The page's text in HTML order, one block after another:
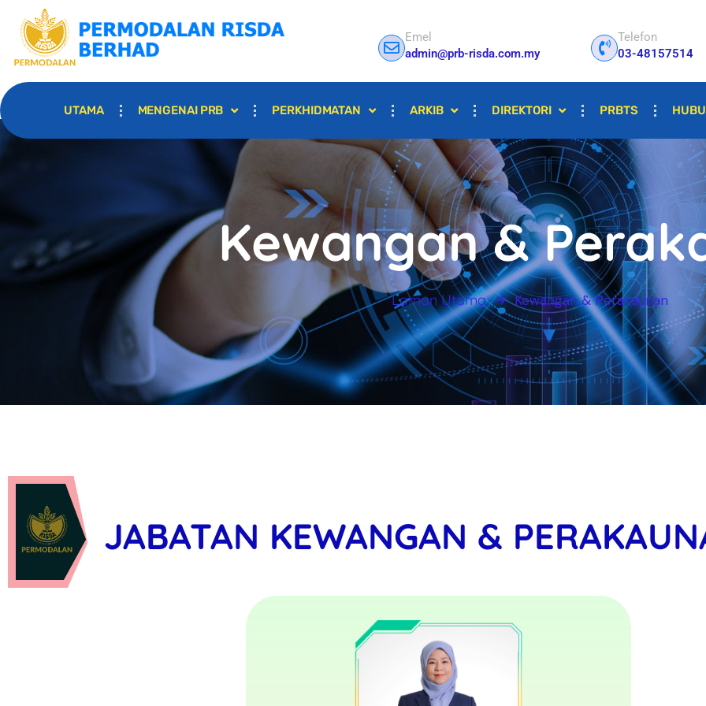
Emel
admin@prb-risda.com.my
Telefon
03-48157514
UTAMA MENGENAI PRB PERKHIDMATAN ARKIB DIREKTORI PRBTS
Kewangan &
Laman Utama Kewangan & Perakaunan
JABATAN KEWANGAN &